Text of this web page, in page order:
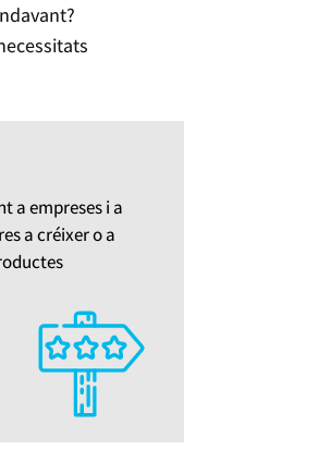
a empreses i a
a créixer o a